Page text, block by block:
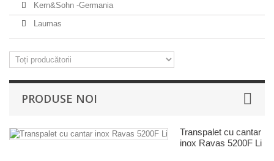
Kern&Sohn -Germania
Laumas
PRODUSE NOI
Transpalet cu cantar
inox Ravas 5200F Li